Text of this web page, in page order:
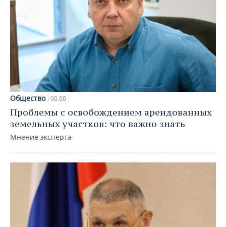
Общество 00:00
Проблемы с освобождением арендованных
земельных участков: что важно знать
Мнение эксперта